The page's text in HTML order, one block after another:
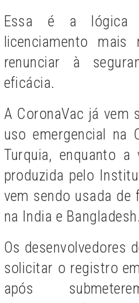
Essa é a lógica
licenciamento mais
renunciar à
eficácia.
A CoronaVac já vem
uso emergencial na
Turquia, enquanto a
produzida pelo
vem sendo usada de
na India e Bangladesh.
Os desenvolvedores
solicitar o registro
após